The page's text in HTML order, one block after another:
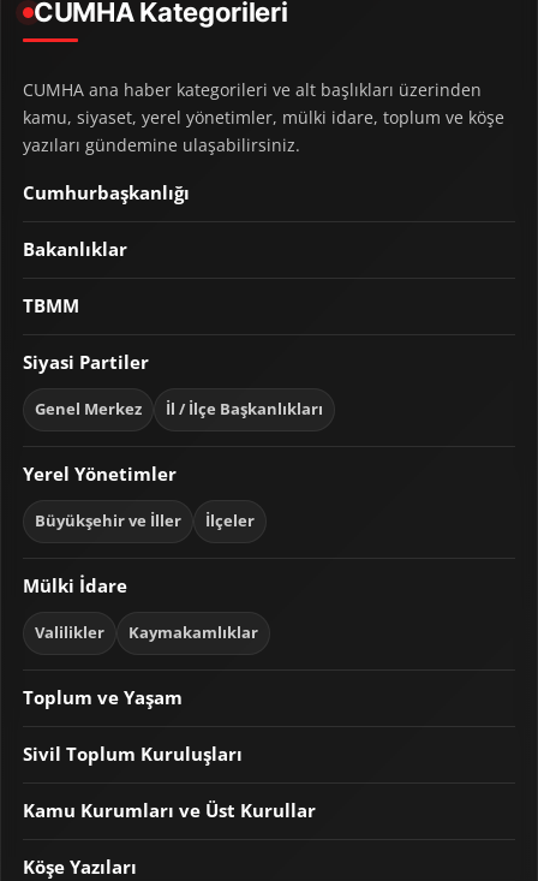
CUMHA Kategorileri
CUMHA ana haber kategorileri ve alt başlıkları üzerinden
kamu, siyaset, yerel yönetimler, mülki idare, toplum ve köşe
yazıları gündemine ulaşabilirsiniz.
Cumhurbaşkanlığı
Bakanlıklar
TBMM
Siyasi Partiler
Genel Merkez İl / İlçe Başkanlıkları
Yerel Yönetimler
Büyükşehir ve İller İlçeler
Mülki İdare
Valilikler Kaymakamlıklar
Toplum ve Yaşam
Sivil Toplum Kuruluşları
Kamu Kurumları ve Üst Kurullar
Köşe Yazıları